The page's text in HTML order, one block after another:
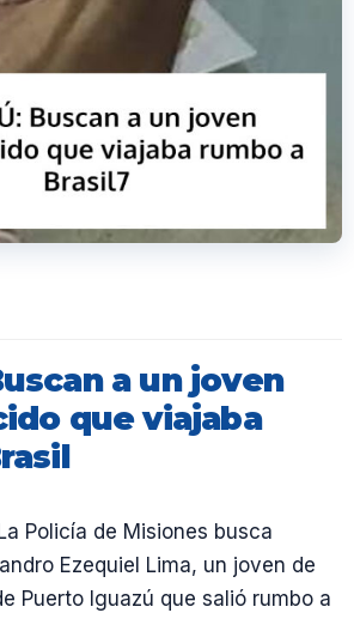
a un joven
que viajaba
Policía de Misiones busca
Ezequiel Lima, un joven de
Puerto Iguazú que salió rumbo a